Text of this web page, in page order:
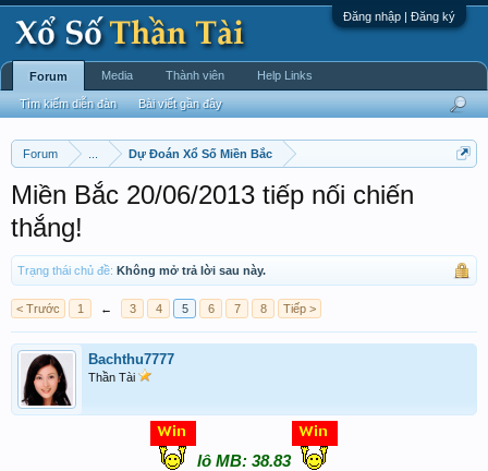
Đăng nhập | Đăng ký
Forum Dự Đoán Xổ Số Miền Bắc
Miền Bắc 20/06/2013 tiếp nối chiến
thắng!
Trạng thái chủ đề: Không mở trả lời sau này.
< Trước 1 ← 3 4 5 6 7 8 Tiếp >
Bachthu7777
Thần Tài
lô MB: 38.83
Forum
Tìm kiếm diễn đàn Bài viết gần đây
Media Thành viên Help Links